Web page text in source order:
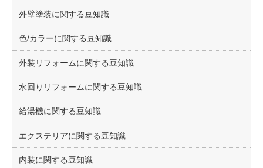
外壁塗装に関する豆知識
色/カラーに関する豆知識
外装リフォームに関する豆知識
水回りリフォームに関する豆知識
給湯機に関する豆知識
エクステリアに関する豆知識
内装に関する豆知識